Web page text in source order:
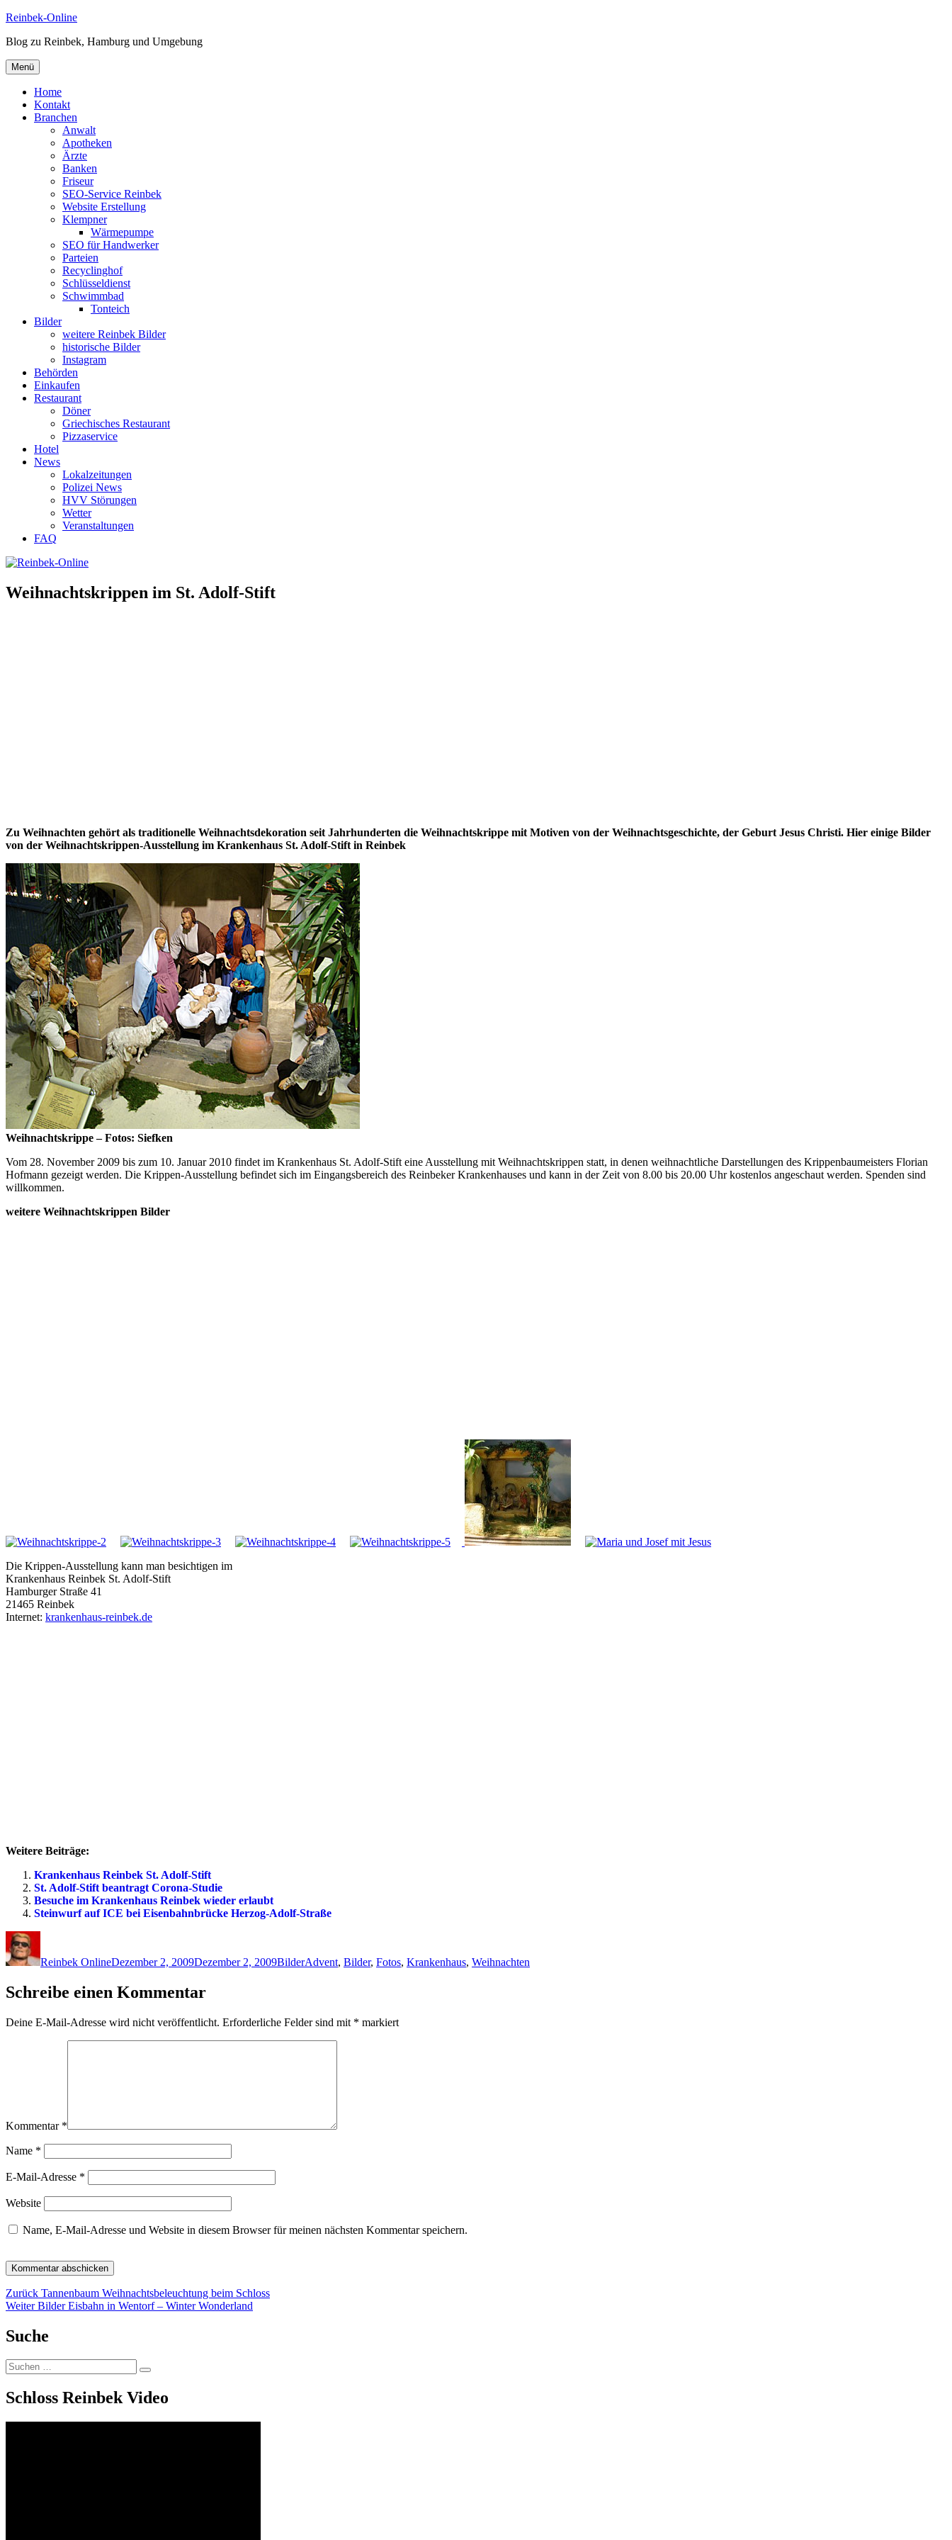
Zum
springen
Reinbek-Online
Blog zu Reinbek, Hamburg und Umgebung
Menü
Home
Kontakt
Branchen
Anwalt
Apotheken
Ärzte
Banken
Friseur
SEO-Service Reinbek
Website Erstellung
Klempner
Wärmepumpe
SEO für Handwerker
Parteien
Recyclinghof
Schlüsseldienst
Schwimmbad
Tonteich
Bilder
weitere Reinbek Bilder
historische Bilder
Instagram
Behörden
Einkaufen
Restaurant
Döner
Griechisches Restaurant
Pizzaservice
Hotel
News
Lokalzeitungen
Polizei News
HVV Störungen
Wetter
Veranstaltungen
FAQ
Weihnachtskrippen im St. Adolf-Stift
Zu Weihnachten gehört als traditionelle Weihnachtsdekoration seit Jahrhunderten die Weihnachtskrippe mit Motiven von der Weihnachtsgeschichte, der Geburt Jesus Christi. Hier einige Bilder
von der Weihnachtskrippen-Ausstellung im Krankenhaus St. Adolf-Stift in Reinbek
Weihnachtskrippe – Fotos: Siefken
Vom 28. November 2009 bis zum 10. Januar 2010 findet im Krankenhaus St. Adolf-Stift eine Ausstellung mit Weihnachtskrippen statt, in denen weihnachtliche Darstellungen des Krippenbaumeisters Florian
Hofmann gezeigt werden. Die Krippen-Ausstellung befindet sich im Eingangsbereich des Reinbeker Krankenhauses und kann in der Zeit von 8.00 bis 20.00 Uhr kostenlos angeschaut werden. Spenden sind
willkommen.
weitere Weihnachtskrippen Bilder
Die Krippen-Ausstellung kann man besichtigen im
Krankenhaus Reinbek St. Adolf-Stift
Hamburger Straße 41
21465 Reinbek
Internet: krankenhaus-reinbek.de
Weitere Beiträge:
Krankenhaus Reinbek St. Adolf-Stift
St. Adolf-Stift beantragt Corona-Studie
Besuche im Krankenhaus Reinbek wieder erlaubt
Steinwurf auf ICE bei Eisenbahnbrücke Herzog-Adolf-Straße
Reinbek OnlineDezember 2, 2009Dezember 2, 2009BilderAdvent, Bilder, Fotos, Krankenhaus, Weihnachten
Schreibe einen Kommentar
Deine E-Mail-Adresse wird nicht veröffentlicht. Erforderliche Felder sind mit * markiert
Kommentar *
Name *
E-Mail-Adresse *
Website
Name, E-Mail-Adresse und Website in diesem Browser für meinen nächsten Kommentar speichern.
Beitragsnavigation
Zurück Vorheriger
Beitrag:
Tannenbaum Weihnachtsbeleuchtung beim Schloss
Weiter Nächster
Bilder Eisbahn in Wentorf – Winter Wonderland
Suche
Suchen
nach:
Suchen
Schloss Reinbek Video